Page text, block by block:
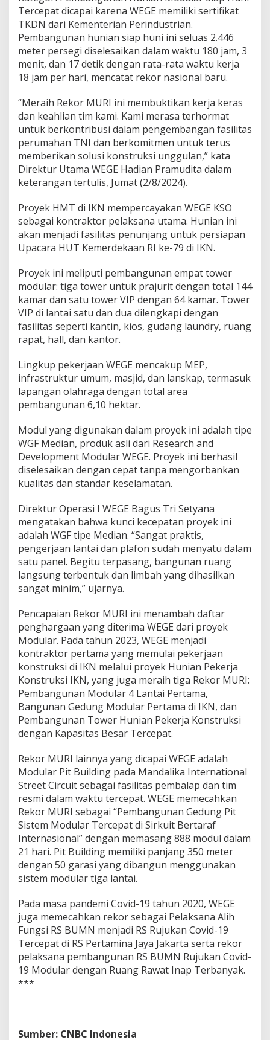
Tercepat dicapai karena WEGE memiliki sertifikat
TKDN dari Kementerian Perindustrian.
Pembangunan hunian siap huni ini seluas 2.446
meter persegi diselesaikan dalam waktu 180 jam, 3
menit, dan 17 detik dengan rata-rata waktu kerja
18 jam per hari, mencatat rekor nasional baru.
“Meraih Rekor MURI ini membuktikan kerja keras
dan keahlian tim kami. Kami merasa terhormat
untuk berkontribusi dalam pengembangan fasilitas
perumahan TNI dan berkomitmen untuk terus
memberikan solusi konstruksi unggulan,” kata
Direktur Utama WEGE Hadian Pramudita dalam
keterangan tertulis, Jumat (2/8/2024).
Proyek HMT di IKN mempercayakan WEGE KSO
sebagai kontraktor pelaksana utama. Hunian ini
akan menjadi fasilitas penunjang untuk persiapan
Upacara HUT Kemerdekaan RI ke-79 di IKN.
Proyek ini meliputi pembangunan empat tower
modular: tiga tower untuk prajurit dengan total 144
kamar dan satu tower VIP dengan 64 kamar. Tower
VIP di lantai satu dan dua dilengkapi dengan
fasilitas seperti kantin, kios, gudang laundry, ruang
rapat, hall, dan kantor.
Lingkup pekerjaan WEGE mencakup MEP,
infrastruktur umum, masjid, dan lanskap, termasuk
lapangan olahraga dengan total area
pembangunan 6,10 hektar.
Modul yang digunakan dalam proyek ini adalah tipe
WGF Median, produk asli dari Research and
Development Modular WEGE. Proyek ini berhasil
diselesaikan dengan cepat tanpa mengorbankan
kualitas dan standar keselamatan.
Direktur Operasi I WEGE Bagus Tri Setyana
mengatakan bahwa kunci kecepatan proyek ini
adalah WGF tipe Median. “Sangat praktis,
pengerjaan lantai dan plafon sudah menyatu dalam
satu panel. Begitu terpasang, bangunan ruang
langsung terbentuk dan limbah yang dihasilkan
sangat minim,” ujarnya.
Pencapaian Rekor MURI ini menambah daftar
penghargaan yang diterima WEGE dari proyek
Modular. Pada tahun 2023, WEGE menjadi
kontraktor pertama yang memulai pekerjaan
konstruksi di IKN melalui proyek Hunian Pekerja
Konstruksi IKN, yang juga meraih tiga Rekor MURI:
Pembangunan Modular 4 Lantai Pertama,
Bangunan Gedung Modular Pertama di IKN, dan
Pembangunan Tower Hunian Pekerja Konstruksi
dengan Kapasitas Besar Tercepat.
Rekor MURI lainnya yang dicapai WEGE adalah
Modular Pit Building pada Mandalika International
Street Circuit sebagai fasilitas pembalap dan tim
resmi dalam waktu tercepat. WEGE memecahkan
Rekor MURI sebagai “Pembangunan Gedung Pit
Sistem Modular Tercepat di Sirkuit Bertaraf
Internasional” dengan memasang 888 modul dalam
21 hari. Pit Building memiliki panjang 350 meter
dengan 50 garasi yang dibangun menggunakan
sistem modular tiga lantai.
Pada masa pandemi Covid-19 tahun 2020, WEGE
juga memecahkan rekor sebagai Pelaksana Alih
Fungsi RS BUMN menjadi RS Rujukan Covid-19
Tercepat di RS Pertamina Jaya Jakarta serta rekor
pelaksana pembangunan RS BUMN Rujukan Covid-
19 Modular dengan Ruang Rawat Inap Terbanyak.
***
Sumber: CNBC Indonesia